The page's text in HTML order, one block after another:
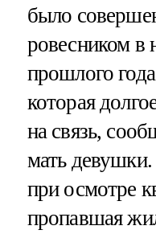
было
ровесником в
прошлого
которая
на связь,
мать
при осмотре
пропавшая